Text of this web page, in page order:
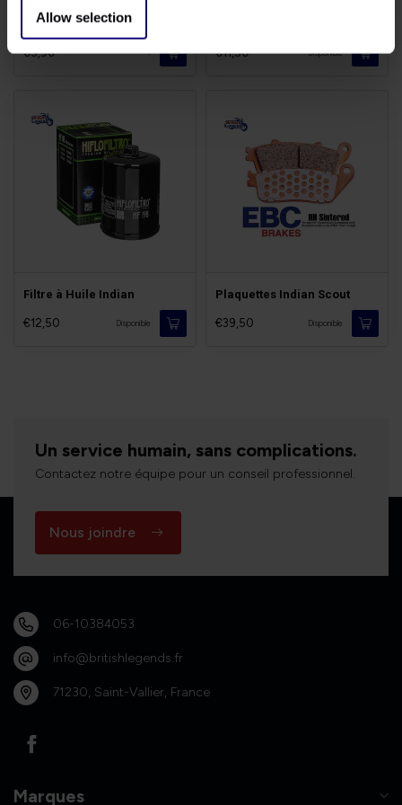
Allow selection
Vis de Vidange Indian
€5,90 - €11,50 Disponible
Filtre à Huile Indian
€12,50 Disponible
Plaquettes Indian Scout
€39,50 Disponible
Un service humain, sans complications.
Contactez notre équipe pour un conseil professionnel.
Nous joindre
06-10384053
info@britishlegends.fr
71230, Saint-Vallier, France
Marques